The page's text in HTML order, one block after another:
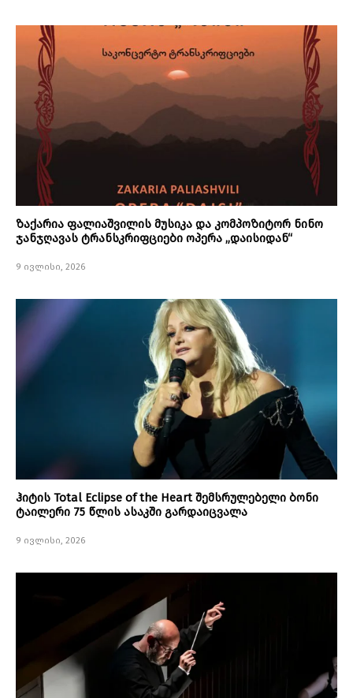
ზაქარია ფალიაშვილის მუსიკა და კომპოზიტორ ნინო
ჯანჯღავას ტრანსკრიფციები ოპერა „დაისიდან“
9 ივლისი, 2026
ჰიტის Total Eclipse of the Heart შემსრულებელი ბონი
ტაილერი 75 წლის ასაკში გარდაიცვალა
9 ივლისი, 2026